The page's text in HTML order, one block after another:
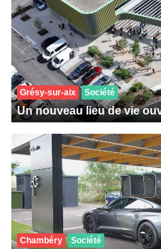
Grésy-sur-aix Société
Un nouveau lieu de vie
Chambéry Société